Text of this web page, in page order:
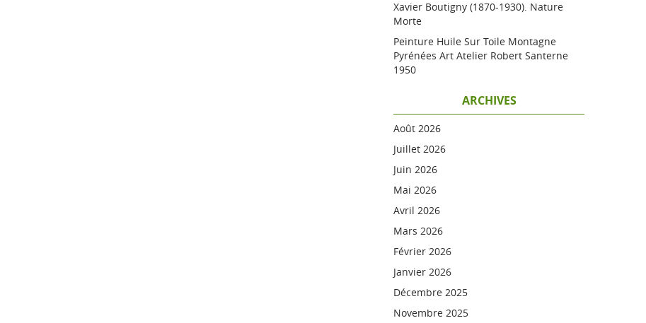
Xavier Boutigny (1870-1930). Nature
Morte
Peinture Huile Sur Toile Montagne
Pyrénées Art Atelier Robert Santerne
1950
ARCHIVES
Août 2026
Juillet 2026
Juin 2026
Mai 2026
Avril 2026
Mars 2026
Février 2026
Janvier 2026
Décembre 2025
Novembre 2025